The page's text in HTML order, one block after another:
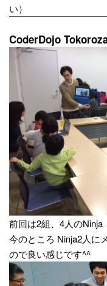
い）
CoderDojo
前回は2組、4人のNinja
今のところ Ninja2人に
ので良い感じです^^